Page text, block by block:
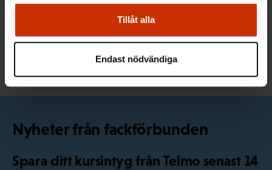
Tillåt alla
Endast nödvändiga
Du kan också vara intresserad
Alla nyheter
Nyheter från fackförbunden
Spara ditt kursintyg från Telmo senast 14